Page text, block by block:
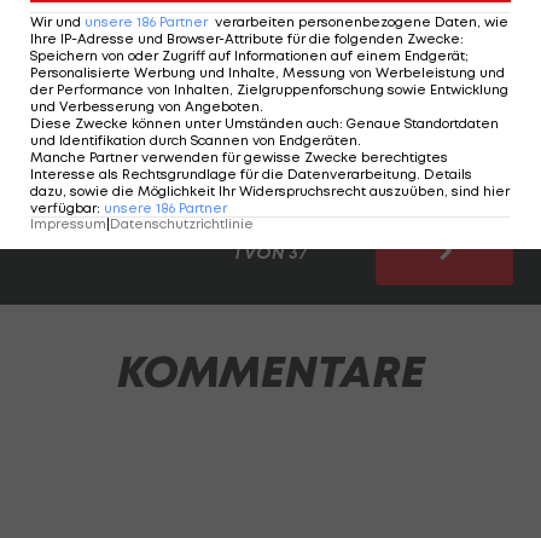
unerwartet Konkurrenten ausgestochen haben.
Bei einigen (erfolgreichen) Teams hätte es freilich
noch wesentlich mehr potenzielle Gewinner
gegeben, bei anderen war es schon schwierig,
deren drei zu finden.
1 VON 37
KOMMENTARE
Wir und unsere 186 Partner verarbeiten personenbezogene Daten, wie
Ihre IP-Adresse und Browser-Attribute für die folgenden Zwecke:
Speichern von oder Zugriff auf Informationen auf einem Endgerät;
Personalisierte Werbung und Inhalte, Messung von Werbeleistung und
der Performance von Inhalten, Zielgruppenforschung sowie Entwicklung
und Verbesserung von Angeboten
Diese Zwecke können unter Umständen auch: Genaue Standortdaten
und Identifikation durch Scannen von Endgeräten
Manche Partner verwenden für gewisse Zwecke berechtigtes
Interesse als Rechtsgrundlage für die Datenverarbeitung. Details
dazu, sowie die Möglichkeit Ihr Widerspruchsrecht auszuüben, sind hier
verfügbar: unsere 186 Partner
Impressum|Datenschutzrichtlinie